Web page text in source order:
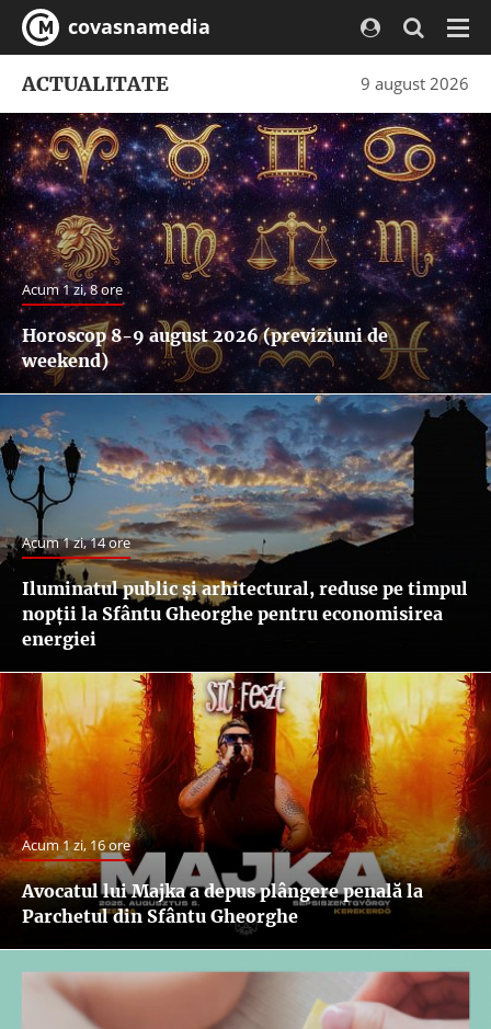
covasnamedia
9 august 2026
ACTUALITATE
Acum 1 zi, 8 ore
Horoscop 8-9 august 2026 (previziuni de
weekend)
Acum 1 zi, 14 ore
Iluminatul public şi arhitectural, reduse pe timpul
nopţii la Sfântu Gheorghe pentru economisirea
energiei
Acum 1 zi, 16 ore
Avocatul lui Majka a depus plângere penală la
Parchetul din Sfântu Gheorghe